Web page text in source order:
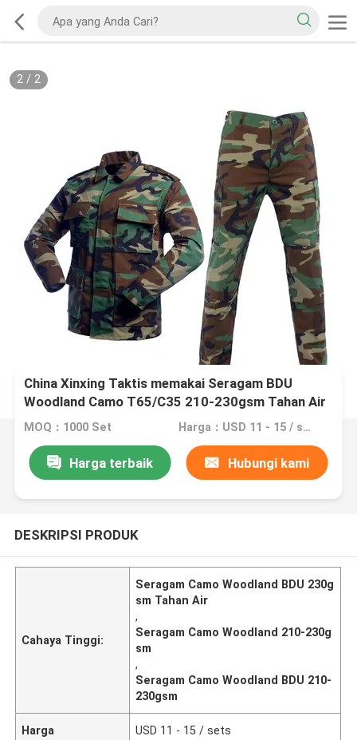
2/ 2
China Xinxing Taktis memakai Seragam BDU
Woodland Camo T65/C35 210-230gsm Tahan Air
MOQ：1000 Set Harga：USD 11 - 15 / sets
Harga terbaik Hubungi kami
DESKRIPSI PRODUK
Cahaya Tinggi:
Seragam Camo Woodland BDU 230g
sm Tahan Air
,
Seragam Camo Woodland 210-230g
sm
,
Seragam Camo Woodland BDU 210-
230gsm
Harga USD 11 - 15 / sets